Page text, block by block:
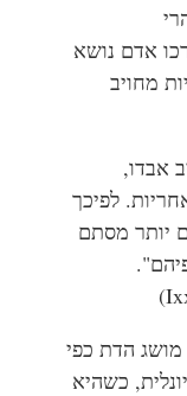
נושא
לפיכך
מסתם
הדת כפי
כשהיא